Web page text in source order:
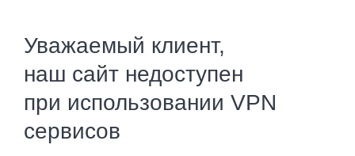
Уважаемый клиент,
наш сайт недоступен
при использовании VPN
сервисов